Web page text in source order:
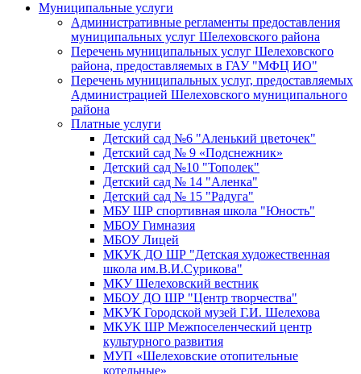
Муниципальные услуги
Административные регламенты предоставления
муниципальных услуг Шелеховского района
Перечень муниципальных услуг Шелеховского
района, предоставляемых в ГАУ "МФЦ ИО"
Перечень муниципальных услуг, предоставляемых
Администрацией Шелеховского муниципального
района
Платные услуги
Детский сад №6 "Аленький цветочек"
Детский сад № 9 «Подснежник»
Детский сад №10 "Тополек"
Детский сад № 14 "Аленка"
Детский сад № 15 "Радуга"
МБУ ШР спортивная школа "Юность"
МБОУ Гимназия
МБОУ Лицей
МКУК ДО ШР "Детская художественная
школа им.В.И.Сурикова"
МКУ Шелеховский вестник
МБОУ ДО ШР "Центр творчества"
МКУК Городской музей Г.И. Шелехова
МКУК ШР Межпоселенческий центр
культурного развития
МУП «Шелеховские отопительные
котельные»